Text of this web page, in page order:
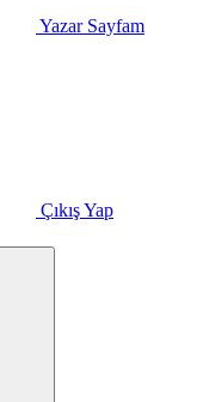
Yazar Sayfam
Çıkış Yap